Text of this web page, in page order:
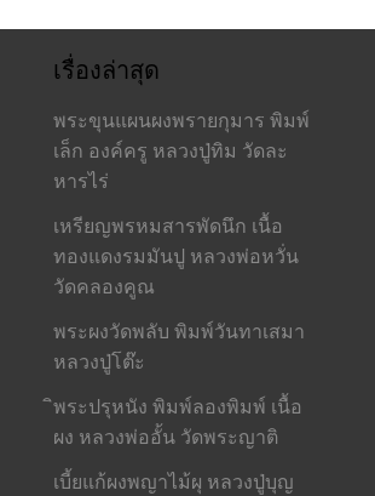
เรื่องล่าสุด
พระขุนแผนผงพรายกุมาร พิมพ์
เล็ก องค์ครู หลวงปู่ทิม วัดละ
หารไร่
เหรียญพรหมสารพัดนึก เนื้อ
ทองแดงรมมันปู หลวงพ่อหวั่น
วัดคลองคูณ
พระผงวัดพลับ พิมพ์วันทาเสมา
หลวงปู่โต๊ะ
ิพระปรุหนัง พิมพ์ลองพิมพ์ เนื้อ
ผง หลวงพ่ออั้น วัดพระญาติ
เบี้ยแก้ผงพญาไม้ผุ หลวงปู่บุญ